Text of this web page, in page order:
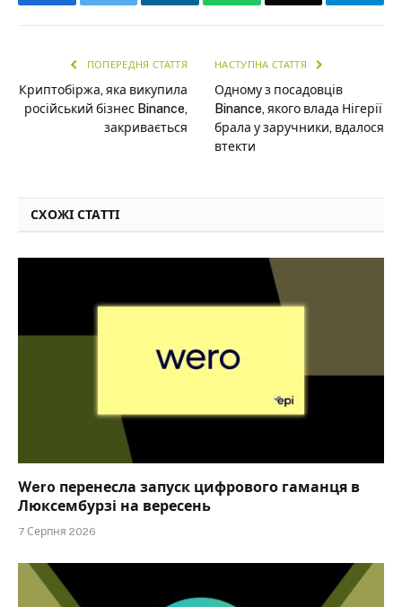
ПОПЕРЕДНЯ СТАТТЯ
Криптобіржа, яка викупила
російський бізнес Binance,
закривається
НАСТУПНА СТАТТЯ
Одному з посадовців
Binance, якого влада Нігерії
брала у заручники, вдалося
втекти
СХОЖІ СТАТТІ
Wero перенесла запуск цифрового гаманця в
Люксембурзі на вересень
7 Серпня 2026